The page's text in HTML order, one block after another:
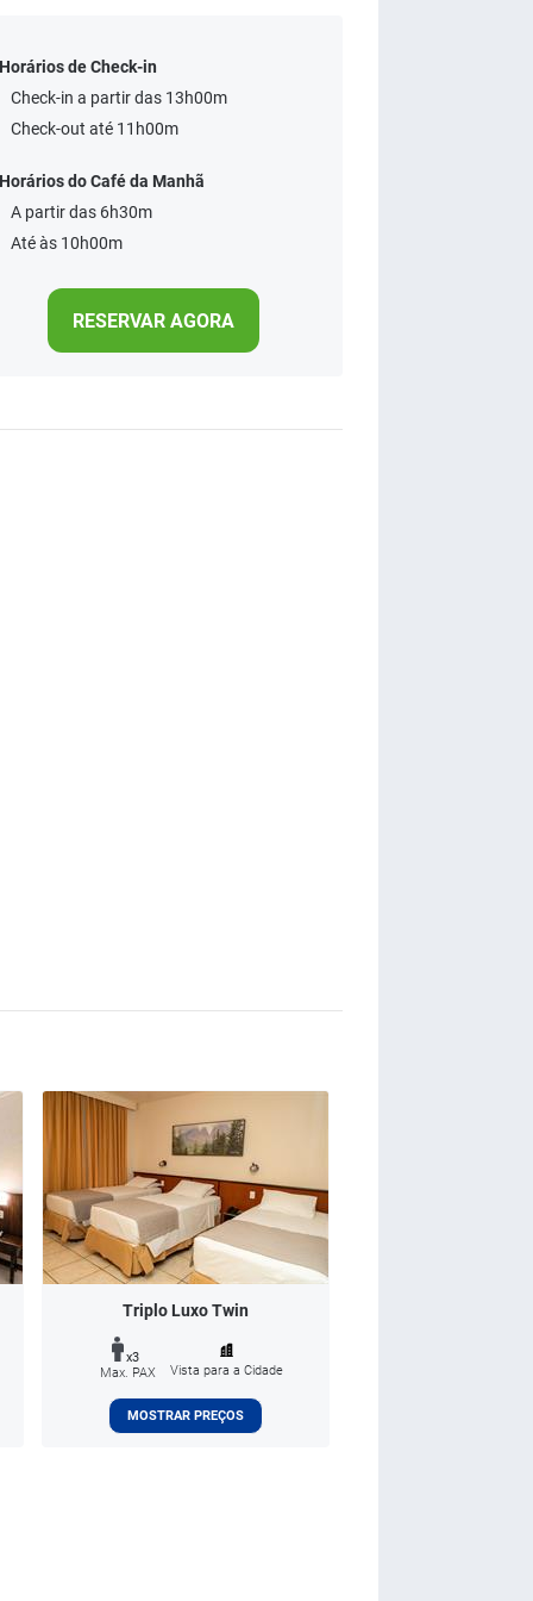
Horários de Check-in
Check-in a partir das 13h00m
Check-out até 11h00m
Horários do Café da Manhã
A partir das 6h30m
Até às 10h00m
RESERVAR AGORA
Triplo Luxo Twin
x3
Max. PAX
Vista para a Cidade
MOSTRAR PREÇOS